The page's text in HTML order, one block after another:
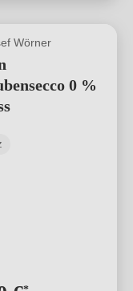
Wörner
0 %